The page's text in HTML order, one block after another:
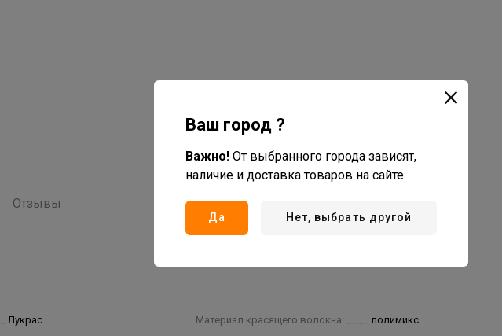
Отзывы
Лукрас Материал красящего волокна: полимикс
Ваш город ?
Важно! От выбранного города зависят,
наличие и доставка товаров на сайте.
Да Нет, выбрать другой